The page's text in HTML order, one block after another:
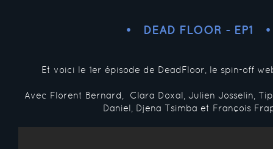
DEAD FLOOR - EP1
Et voici le 1er épisode de DeadFloor, le spin-off
Avec Florent Bernard, Clara Doxal, Julien Josselin,
Daniel, Djena Tsimba et François